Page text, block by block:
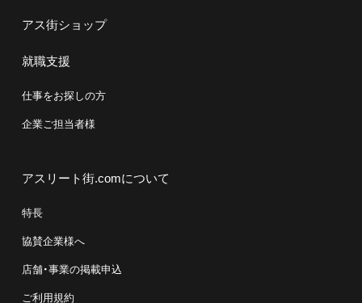
アス街ショップ
就職支援
仕事をお探しの方
企業ご担当者様
アスリート街.comについて
特長
協賛企業様へ
店舗・事業の掲載申込
ご利用規約